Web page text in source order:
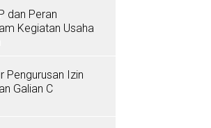
dan Peran
Kegiatan Usaha
Pengurusan Izin
Galian C